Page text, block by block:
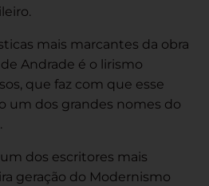
mais marcantes da obra
Andrade é o lirismo
que faz com que esse
um dos grandes nomes do
dos escritores mais
geração do Modernismo